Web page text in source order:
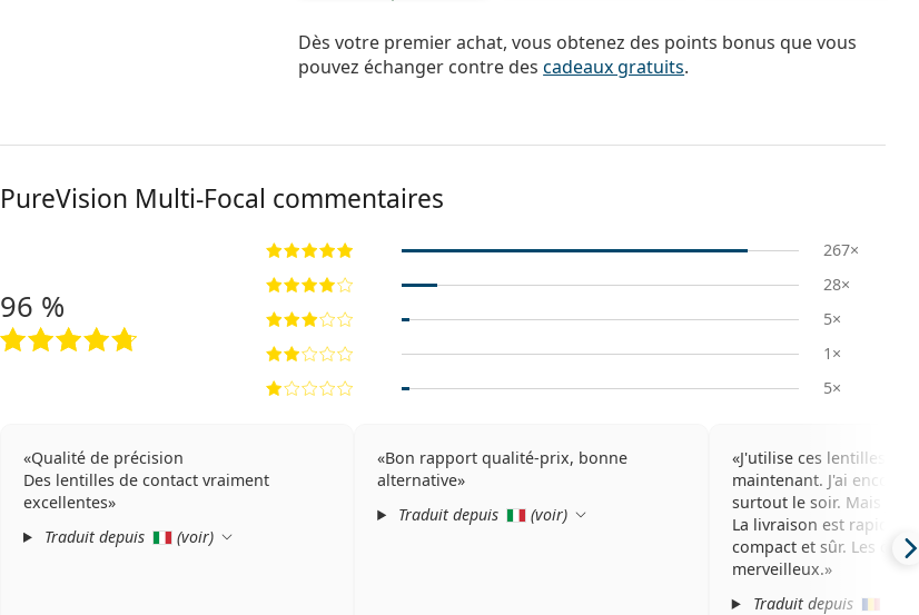
Dès votre premier achat, vous obtenez des points bonus que vous
pouvez échanger contre descadeaux gratuits.
PureVision Multi-Focal commentaires
96 %
267×
28×
5×
1×
5×
Qualité de précision
Des lentilles de contact vraiment
excellentes
Traduit depuis
(voir)
Bon rapport qualité-prix, bonne
alternative
Traduit depuis
(voir)
J'utilise ces lentilles
maintenant. J'ai encore
surtout le soir. Mais je
La livraison est rapide
compact et sûr. Les
merveilleux.
Traduit depuis